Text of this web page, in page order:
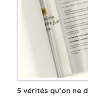
5 vérités qu’on ne